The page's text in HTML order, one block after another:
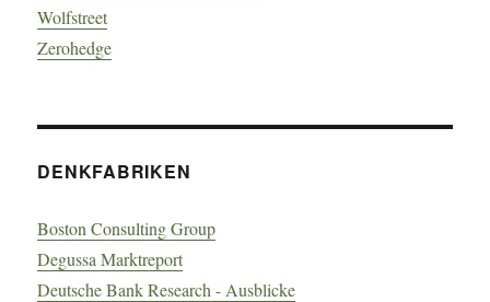
Wolfstreet
Zerohedge
DENKFABRIKEN
Boston Consulting Group
Degussa Marktreport
Deutsche Bank Research - Ausblicke